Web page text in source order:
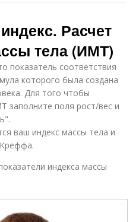
Расчет
тела (ИМТ)
показатель соответствия
которого была создана
Для того чтобы
заполните поля рост/вес и
ваш индекс массы тела и
индекса массы